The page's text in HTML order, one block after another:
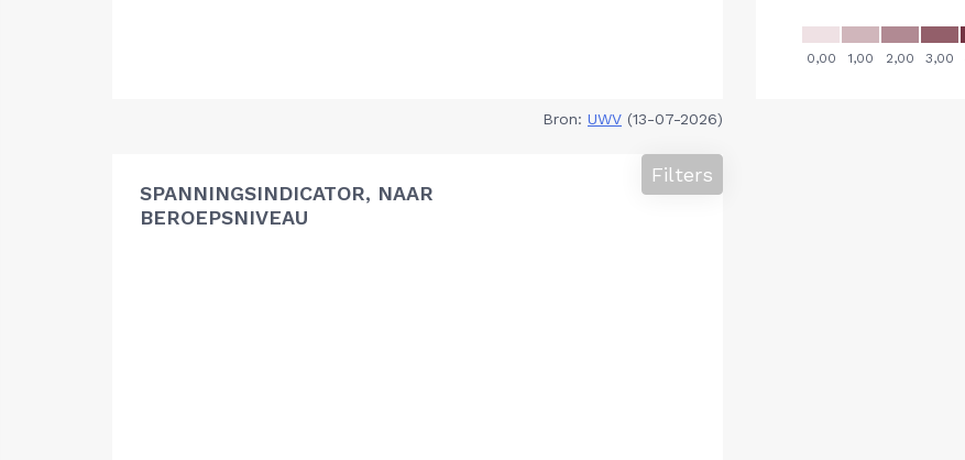
Bron: UWV (13-07-2026)
SPANNINGSINDICATOR, NAAR
BEROEPSNIVEAU
Filters